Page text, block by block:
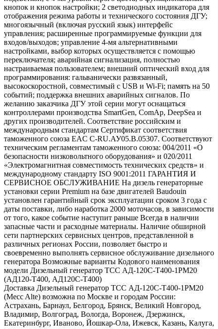
кнопок и кнопок настройки; 2 светодиодных индикатора для
отображения режима работы и технического состояния ДГУ;
многоязычный (включая русский язык) интерфейс
управления; расширенные программируемые функции для
входов/выходов; управление 4-мя альтернативными
настройками, выбор которых осуществляется с помощью
переключателя; аварийная сигнализация, полностью
настраиваемая пользователем; внешний оптический вход для
программирования: гальванически развязанный,
высокоскоростной, совместимый с USB и Wi-Fi; память на 50
событий; поддержка внешних аварийных сигналов. По
желанию заказчика ДГУ этой серии могут оснащаться
контроллерами производства SmartGen, ComAp, DeepSea и
других производителей. Соответствие российским и
международным стандартам Сертификат соответствия
таможенного союза EAC C-RU.АУ05.B.05307. Соответствуют
техническим регламентам таможенного союза: 004/2011 «О
безопасности низковольтного оборудования» и 020/2011
«Электромагнитная совместимость технических средств» и
международному стандарту ISO 9001:2011 ГАРАНТИЯ И
СЕРВИСНОЕ ОБСЛУЖИВАНИЕ На дизель генераторные
установки серии Premium на базе двигателей Baudouin
установлен гарантийный срок эксплуатации сроком 3 года с
даты поставки, либо наработка 2000 моточасов, в зависимости
от того, какое событие наступит раньше Всегда в наличии
запасные части и расходные материалы. Наличие обширной
сети партнерских сервисных центров, представленной в
различных регионах России, позволяет быстро и
своевременно выполнять сервисное обслуживание дизельного
генератора Возможные варианты Кодового наименования
модели Дизельный генератор ТСС АД-120С-Т400-1РМ20
(АД120-Т400, АД120С-Т400)
Доставка Дизельный генератор ТСС АД-120С-Т400-1РМ20
(Mecc Alte) возможна по Москве и городам России:
Астрахань, Барнаул, Белгород, Брянск, Великий Новгород,
Владимир, Волгоград, Вологда, Воронеж, Дзержинск,
Екатеринбург, Иваново, Йошкар-Ола, Ижевск, Казань, Калуга,